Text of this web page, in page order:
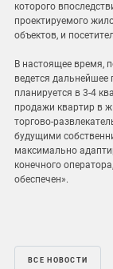
которого
проектируемого
объектов, и
В настоящее время,
ведется дальнейшее
планируется в 3-4
продажи квартир в
торгово-
будущими
максимально
конечного
обеспечен».
ВСЕ НОВОСТИ